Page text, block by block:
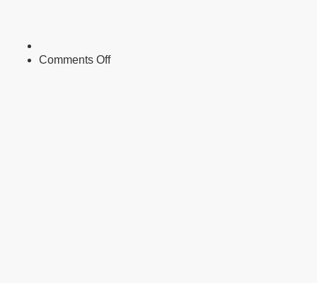
Comments Offon